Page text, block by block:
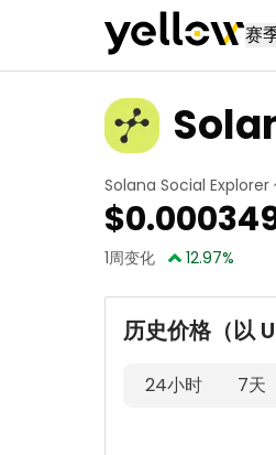
赛
Solana Social Explorer
$
1周变化
12.97%
历史价格（以
24小时 7天